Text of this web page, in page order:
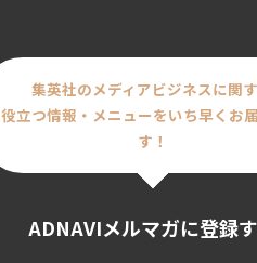
集英社のメディアビジネスに関
役立つ情報・メニューをいち早くお
す！
ADNAVIメルマガに登録